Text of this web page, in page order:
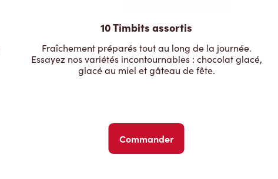
10 Timbits assortis
Fraîchement préparés tout au long de la journée.
Essayez nos variétés incontournables : chocolat glacé,
glacé au miel et gâteau de fête.
Commander